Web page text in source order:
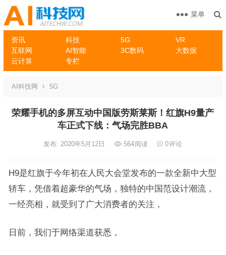
资讯 科技 5G
VR
互联网
AI智能 3C数码
大数据
云计算
专栏
菜单
AI科技网 5G
荣耀手机的多屏互动中国版劳斯莱斯！红旗H9量产
车正式下线：气场完胜BBA
发布: 2020年5月12日 564阅读 0评论
H9是红旗于今年初在人民大会堂发布的一款全新中大型
轿车，凭借着超豪华的气场，独特的中国范设计潮流，
一经亮相，就受到了广大消费者的关注，
日前，我们于网络渠道获悉，